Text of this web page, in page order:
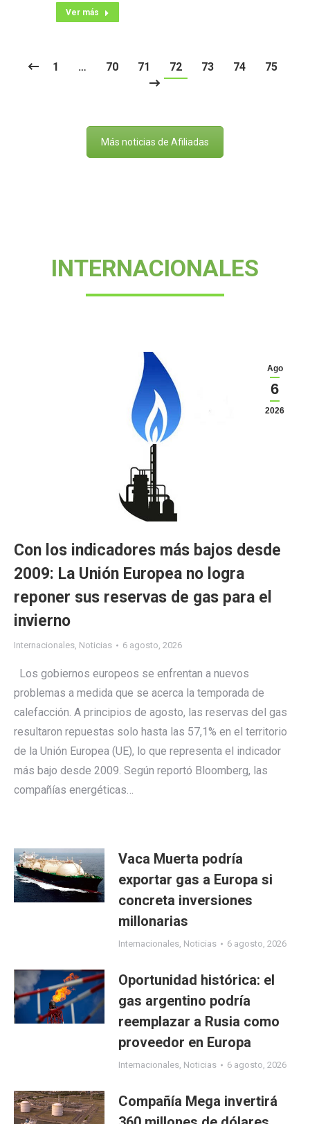
Ver más
1 … 70 71 72 73 74 75
Más noticias de Afiliadas
INTERNACIONALES
Ago
6
2026
Con los indicadores más bajos desde
2009: La Unión Europea no logra
reponer sus reservas de gas para el
invierno
Internacionales, Noticias 6 agosto, 2026
Los gobiernos europeos se enfrentan a nuevos
problemas a medida que se acerca la temporada de
calefacción. A principios de agosto, las reservas del gas
resultaron repuestas solo hasta las 57,1% en el territorio
de la Unión Europea (UE), lo que representa el indicador
más bajo desde 2009. Según reportó Bloomberg, las
compañías energéticas…
Vaca Muerta podría
exportar gas a Europa si
concreta inversiones
millonarias
Internacionales, Noticias 6 agosto, 2026
Oportunidad histórica: el
gas argentino podría
reemplazar a Rusia como
proveedor en Europa
Internacionales, Noticias 6 agosto, 2026
Compañía Mega invertirá